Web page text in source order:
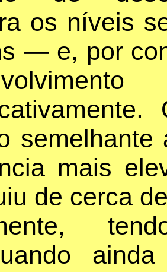
os níveis
— e, por
mais
de cerca